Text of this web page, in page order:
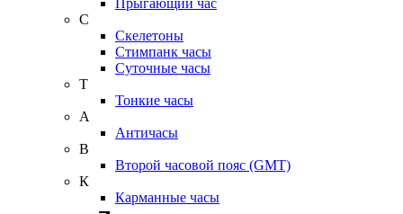
Прыгающий час
С
Скелетоны
Стимпанк часы
Суточные часы
Т
Тонкие часы
А
Античасы
В
Второй часовой пояс (GMT)
К
Карманные часы